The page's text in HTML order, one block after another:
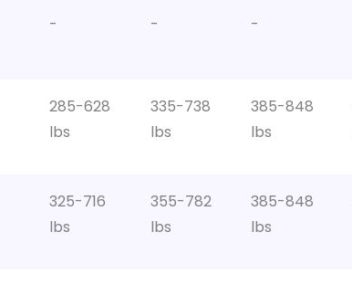
- - -
285-628
lbs
335-738
lbs
385-848
lbs
325-716
lbs
355-782
lbs
385-848
lbs